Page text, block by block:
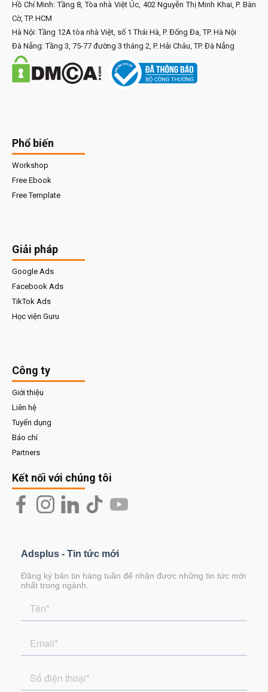
Hồ Chí Minh: Tầng 8, Tòa nhà Việt Úc, 402 Nguyễn Thị Minh Khai, P. Bàn
Cờ, TP. HCM
Hà Nội: Tầng 12A tòa nhà Việt, số 1 Thái Hà, P. Đống Đa, TP. Hà Nội
Đà Nẵng: Tầng 3, 75-77 đường 3 tháng 2, P. Hải Châu, TP. Đà Nẵng
Phổ biến
Workshop
Free Ebook
Free Template
Giải pháp
Google Ads
Facebook Ads
TikTok Ads
Học viện Guru
Công ty
Giới thiệu
Liên hệ
Tuyển dụng
Báo chí
Partners
Kết nối với chúng tôi